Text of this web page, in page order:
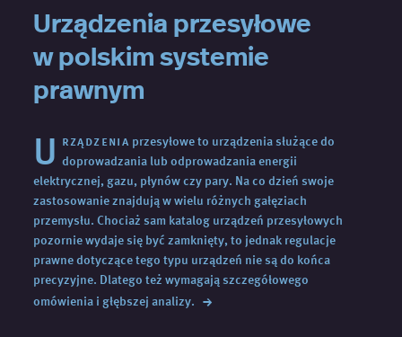
Urządzenia przesyłowe
w polskim systemie
prawnym
U rządzenia przesyłowe to urządzenia służące do
doprowadzania lub odprowadzania energii
elektrycznej, gazu, płynów czy pary. Na co dzień swoje
zastosowanie znajdują w wielu różnych gałęziach
przemysłu. Chociaż sam katalog urządzeń przesyłowych
pozornie wydaje się być zamknięty, to jednak regulacje
prawne dotyczące tego typu urządzeń nie są do końca
precyzyjne. Dlatego też wymagają szczegółowego
omówienia i głębszejanalizy. →